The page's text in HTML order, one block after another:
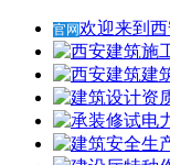
官网欢迎来到
建